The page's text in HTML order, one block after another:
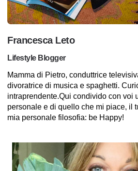
Francesca Leto
Lifestyle Blogger
Mamma di Pietro, conduttrice
divoratrice di musica e spaghetti.
intraprendente.Qui condivido con voi
personale e di quello che mi piace, il
mia personale filosofia: be Happy!